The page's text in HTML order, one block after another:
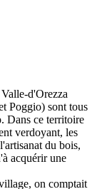
d'Orezza
Poggio) sont tous
Dans ce territoire
verdoyant, les
du bois,
acquérir une
on comptait